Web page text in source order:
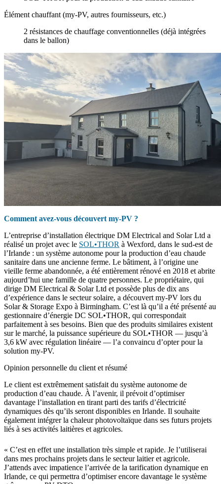
Élément chauffant (my-PV, autres fournisseurs, etc.)
2 résistances de chauffage conventionnelles (déjà intégrées
dans le ballon)
Comment avez-vous découvert my-PV ?
L’entreprise d’installation électrique DM Electrical and Solar Ltd a
réalisé un projet avec le SOL•THOR à Wexford, dans le sud-est de
l’Irlande : un système autonome pour la production d’eau chaude
sanitaire dans une ancienne ferme. Le bâtiment, à l’origine une
vieille ferme abandonnée, a été entièrement rénové en 2018 et abrite
aujourd’hui une famille de quatre personnes. Le propriétaire, qui
dirige DM Electrical & Solar Ltd et possède plus de dix ans
d’expérience dans le secteur solaire, a découvert my-PV lors du
Solar & Storage Expo à Birmingham. C’est là qu’il a été présenté au
gestionnaire d’énergie DC SOL•THOR, qui correspondait
parfaitement à ses besoins. Bien que des produits similaires existent
sur le marché, la puissance supérieure du SOL•THOR — jusqu’à
3,6 kW avec régulation linéaire — l’a convaincu d’opter pour la
solution my-PV.
Opinion personnelle du client et résumé
Le client est extrêmement satisfait du système autonome de
production d’eau chaude. À l’avenir, il prévoit d’optimiser
davantage l’installation en tirant parti des tarifs d’électricité
dynamiques dès qu’ils seront disponibles en Irlande. Il souhaite
également intégrer la chaleur photovoltaïque dans ses futurs projets
liés à ses activités laitières et agricoles.
« C’est en effet une installation très simple et rapide. Je l’utiliserai
dans mes prochains projets dans le secteur laitier et agricole.
J’attends avec impatience l’arrivée de la tarification dynamique en
Irlande, ce qui permettra d’optimiser encore davantage le système